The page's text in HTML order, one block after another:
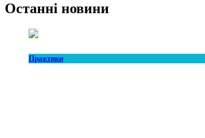
Останні новини
Практики